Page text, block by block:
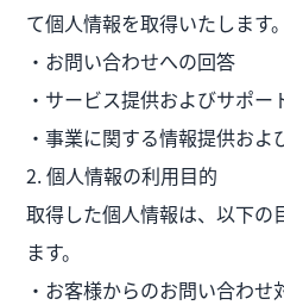
て個人情報を取得いたします。
・お問い合わせへの回答
・サービス提供およびサポー
・事業に関する情報提供お
2. 個人情報の利用目的
取得した個人情報は、以下の
ます。
・お客様からのお問い合わせ